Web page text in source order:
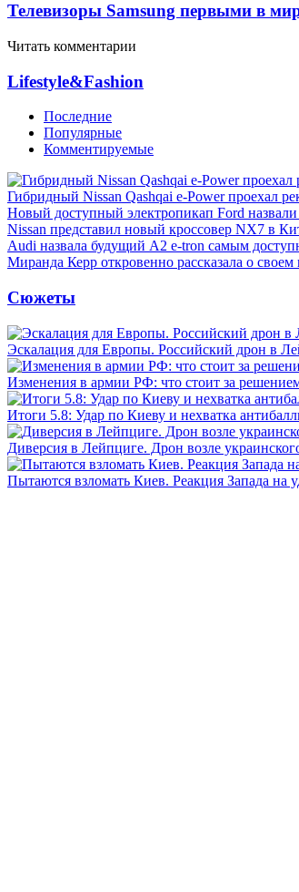
Телевизоры Samsung первыми в
Читать комментарии
Lifestyle&Fashion
Последние
Популярные
Комментируемые
Гибридный Nissan Qashqai e-Power проехал
Новый доступный электропикап Ford назвали
Nissan представил новый кроссовер NX7 в
Audi назвала будущий A2 e-tron самым
Миранда Керр откровенно рассказала о
Сюжеты
Эскалация для Европы. Российский дрон в
Изменения в армии РФ: что стоит за
Итоги 5.8: Удар по Киеву и нехватка
Диверсия в Лейпциге. Дрон возле
Пытаются взломать Киев. Реакция Запада на